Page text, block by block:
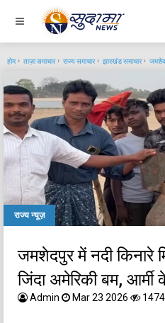
होम ताज़ा समाचार राज्य समाचार झारखंड समाचार
राज्य न्यूज़
जमशेदपुर में नदी किनारे
जिंदा अमेरिकी बम, आर्मी
Admin Mar 23 2026